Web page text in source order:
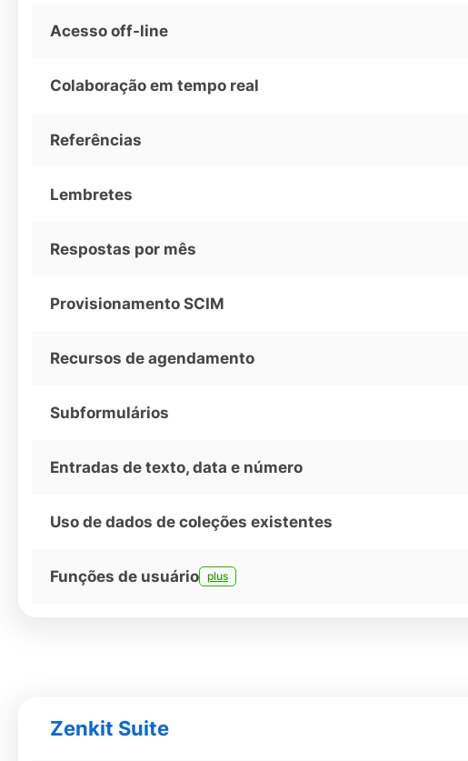
Acesso off-line
Colaboração em tempo real
Referências
Lembretes
Respostas por mês
Provisionamento SCIM
Recursos de agendamento
Subformulários
Entradas de texto, data e número
Uso de dados de coleções existentes
Funções de usuário plus
Zenkit Suite